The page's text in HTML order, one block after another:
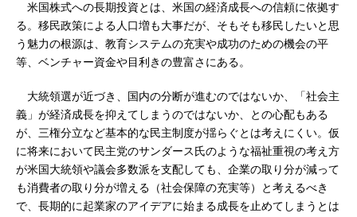
米国株式への長期投資とは、米国の経済成長への信頼に依拠す
る。移民政策による人口増も大事だが、そもそも移民したいと思
う魅力の根源は、教育システムの充実や成功のための機会の平
等、ベンチャー資金や目利きの豊富さにある。
大統領選が近づき、国内の分断が進むのではないか、「社会主
義」が経済成長を抑えてしまうのではないか、との心配もある
が、三権分立など基本的な民主制度が揺らぐとは考えにくい。仮
に将来において民主党のサンダース氏のような福祉重視の考え方
が米国大統領や議会多数派を支配しても、企業の取り分が減って
も消費者の取り分が増える（社会保障の充実等）と考えるべき
で、長期的に起業家のアイデアに始まる成長を止めてしまうとは